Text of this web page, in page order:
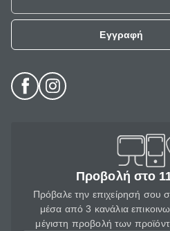
Εγγραφή
Προβολή στο
Πρόβαλε την επιχείρησή σου
μέσα από 3 κανάλια
μέγιστη προβολή των